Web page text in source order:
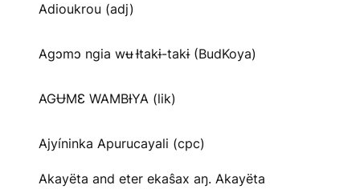
Adioukrou (adj)
Agɔmɔ ngia wʉ Ɨtakɨ-takɨ (BudKoya)
AGɄMƐ WAMBƗYA (lik)
Ajyíninka Apurucayali (cpc)
Akayëta and eter ekaŝax aŋ. Akayëta